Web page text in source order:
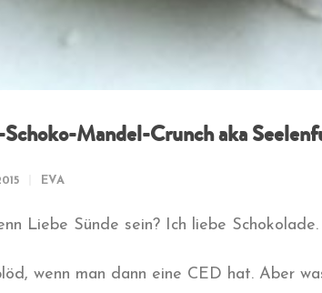
Schoko-Mandel-Crunch aka
EVA
Liebe Sünde sein? Ich liebe Schokolade.
wenn man dann eine CED hat. Aber